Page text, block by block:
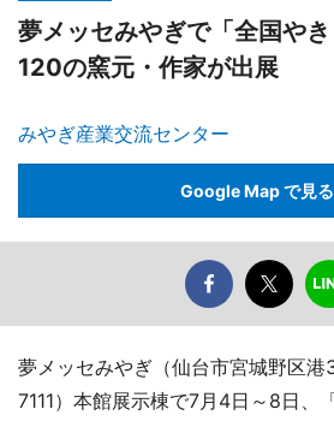
夢メッセみやぎで「全国や
120の窯元・作家が出展
みやぎ産業交流センター
Google Map で見る
夢メッセみやぎ（仙台市宮城野区
7111）本館展示棟で7月4日～8日、